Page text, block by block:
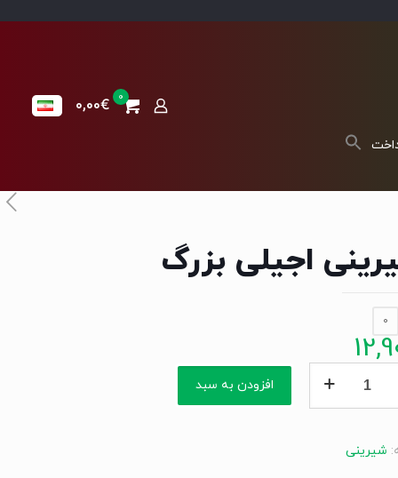
0
0,00€
اجیلی بزرگ
0
افزودن به سبد
شیرینی